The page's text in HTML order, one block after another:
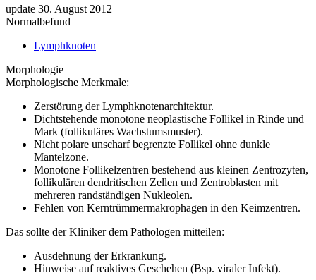
update 30. August 2012
Normalbefund
Lymphknoten
Morphologie
Morphologische Merkmale:
Zerstörung der Lymphknotenarchitektur.
Dichtstehende monotone neoplastische Follikel in Rinde und
Mark (follikuläres Wachstumsmuster).
Nicht polare unscharf begrenzte Follikel ohne dunkle
Mantelzone.
Monotone Follikelzentren bestehend aus kleinen Zentrozyten,
follikulären dendritischen Zellen und Zentroblasten mit
mehreren randständigen Nukleolen.
Fehlen von Kerntrümmermakrophagen in den Keimzentren.
Das sollte der Kliniker dem Pathologen mitteilen:
Ausdehnung der Erkrankung.
Hinweise auf reaktives Geschehen (Bsp. viraler Infekt).